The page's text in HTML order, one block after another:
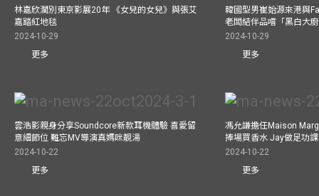
林嘉欣濶別東京影展20年 《女兒的女兒》與張艾
嘉踏紅地毯
2024-10-29
更多
韓國型男崔始源來港與
老闆結伴品嚐「黑白大
2024-10-29
更多
雲浩影親身分享Soundcore新款耳機體驗 喜愛留
意細節位 難忘MV導演真媽咪靚湯
2024-10-22
更多
馮允謙擔任Maison
捧場買香水 Jay做足功
2024-10-22
更多